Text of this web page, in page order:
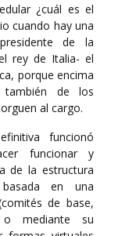
¿cuál es el
cuando hay una
de la
rey de Italia- el
porque encima
también de los
al cargo.
funcionó
funcionar y
de la estructura
en una
de base,
o mediante su